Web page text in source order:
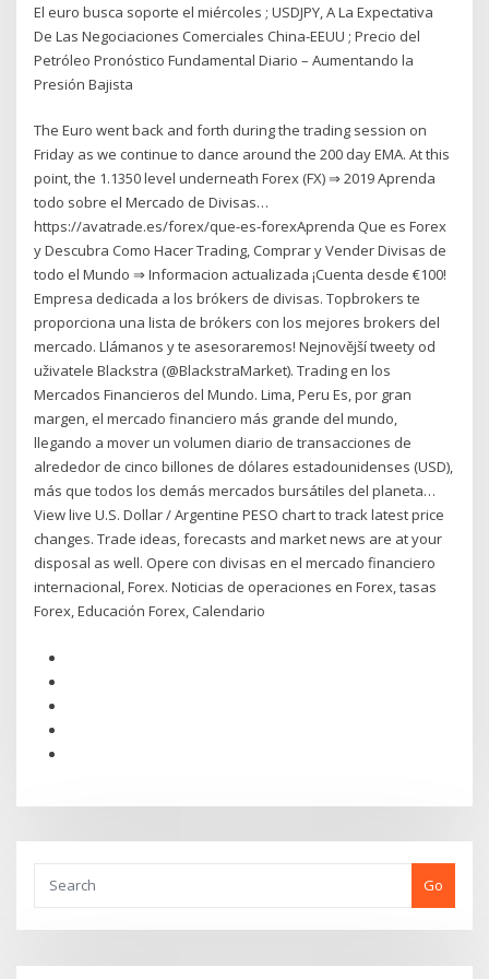
El euro busca soporte el miércoles ; USDJPY, A La Expectativa
De Las Negociaciones Comerciales China-EEUU ; Precio del
Petróleo Pronóstico Fundamental Diario – Aumentando la
Presión Bajista
The Euro went back and forth during the trading session on
Friday as we continue to dance around the 200 day EMA. At this
point, the 1.1350 level underneath Forex (FX) ⇒ 2019 Aprenda
todo sobre el Mercado de Divisas…
https://avatrade.es/forex/que-es-forexAprenda Que es Forex
y Descubra Como Hacer Trading, Comprar y Vender Divisas de
todo el Mundo ⇒ Informacion actualizada ¡Cuenta desde €100!
Empresa dedicada a los brókers de divisas. Topbrokers te
proporciona una lista de brókers con los mejores brokers del
mercado. Llámanos y te asesoraremos! Nejnovější tweety od
uživatele Blackstra (@BlackstraMarket). Trading en los
Mercados Financieros del Mundo. Lima, Peru Es, por gran
margen, el mercado financiero más grande del mundo,
llegando a mover un volumen diario de transacciones de
alrededor de cinco billones de dólares estadounidenses (USD),
más que todos los demás mercados bursátiles del planeta…
View live U.S. Dollar / Argentine PESO chart to track latest price
changes. Trade ideas, forecasts and market news are at your
disposal as well. Opere con divisas en el mercado financiero
internacional, Forex. Noticias de operaciones en Forex, tasas
Forex, Educación Forex, Calendario
Go